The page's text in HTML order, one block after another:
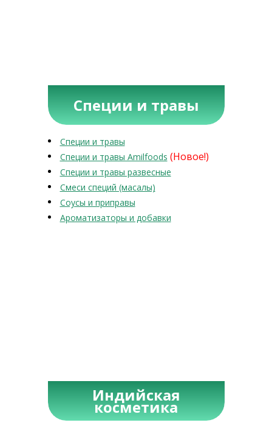
Специи и травы
Специи и травы
Специи и травы Amilfoods (Новое!)
Специи и травы развесные
Смеси специй (масалы)
Соусы и приправы
Ароматизаторы и добавки
Индийская
косметика